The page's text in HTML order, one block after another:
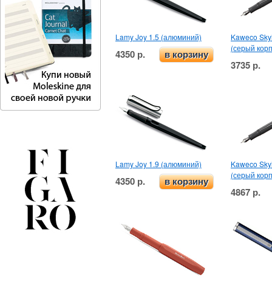
Lamy Joy 1.5 (алюминий)
4350 р. в корзину
Kaweco
(серый
3735 р.
Lamy Joy 1.9 (алюминий)
4350 р. в корзину
Kaweco
(серый
4867 р.